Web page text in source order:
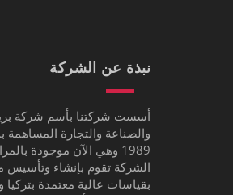
نبذة عن الشركة
أسست شركتنا بأسم شركة
والصناعة والتجارة
1989 وهي الآن موجودة
الشركة تقوم بإنشاء
بقياسات عالية معتمدة بتركيا